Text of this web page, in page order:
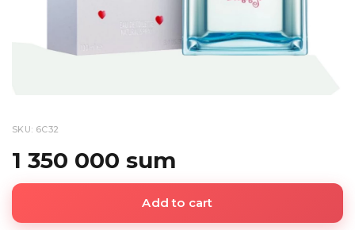
SKU: 6C32
1 350 000 sum
Add to cart